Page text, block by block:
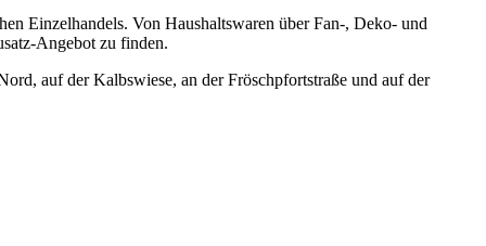
Einzelhandels. Von Haushaltswaren über Fan-, Deko- und
Angebot zu finden.
auf der Kalbswiese, an der Fröschpfortstraße und auf der